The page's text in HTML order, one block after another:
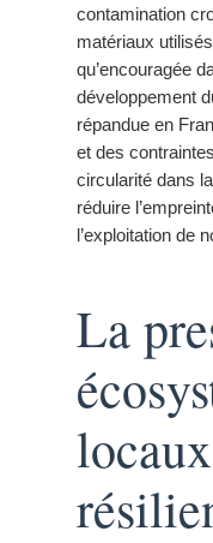
contamination
matériaux
qu’encouragée
développement
répandue en
et des
circularité dans
réduire
l’exploitation de
La